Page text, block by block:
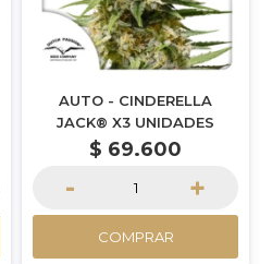
AUTO - CINDERELLA
JACK® X3 UNIDADES
$ 69.600
- +
COMPRAR